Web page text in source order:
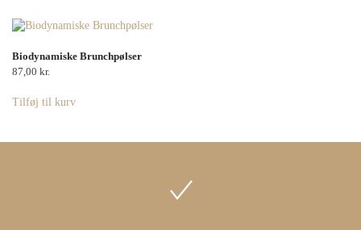
Biodynamiske Brunchpølser
87,00 kr.
Tilføj til kurv